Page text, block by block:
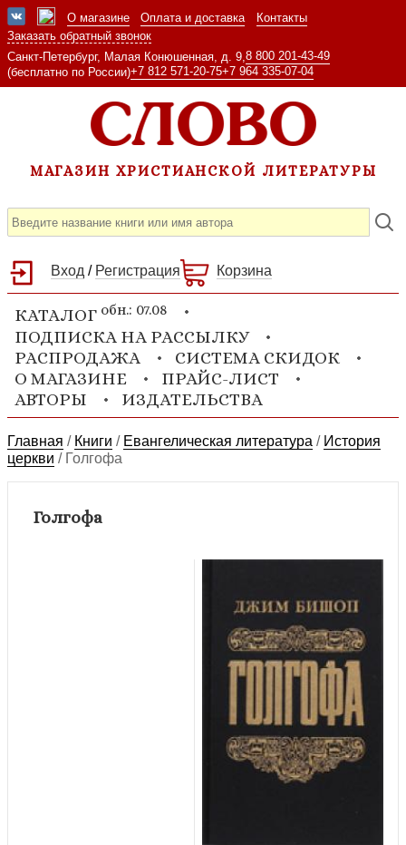
О магазине Оплата и доставка
Контакты
Заказать обратный звонок
Санкт-Петербург, Малая Конюшенная, д. 9, 8 800 201-43-49
(бесплатно по России)+7 812 571-20-75+7 964 335-07-04
МАГАЗИН ХРИСТИАНСКОЙ ЛИТЕРАТУРЫ
Вход / Регистрация Корзина
КАТАЛОГ обн.: 07.08
ПОДПИСКА НА РАССЫЛКУ
РАСПРОДАЖА
СИСТЕМА СКИДОК
О МАГАЗИНЕ
ПРАЙС-ЛИСТ
АВТОРЫ
ИЗДАТЕЛЬСТВА
Главная / Книги / Евангелическая литература / История
церкви / Голгофа
Голгофа